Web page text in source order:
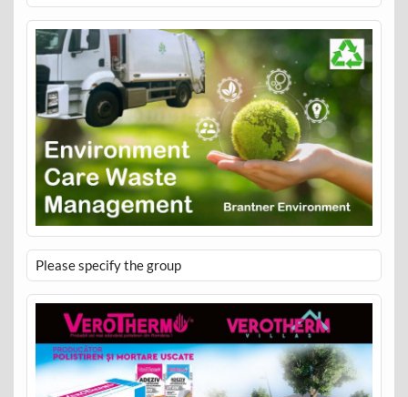
Please specify the group